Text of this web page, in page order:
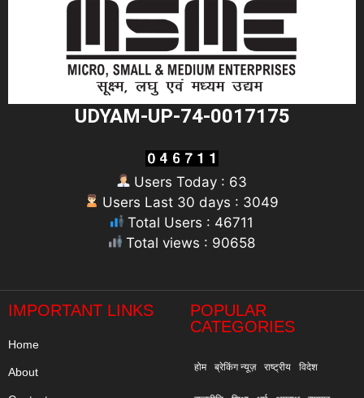
UDYAM-UP-74-0017175
Users Today : 63
Users Last 30 days : 3049
Total Users : 46711
Total views : 90658
IMPORTANT LINKS
Home
About
POPULAR
CATEGORIES
होम ब्रेकिंग न्यूज़ राष्ट्रीय विदेश